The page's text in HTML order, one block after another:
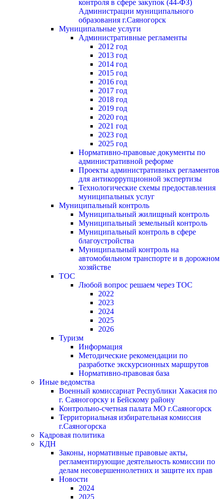
контроля в сфере закупок (44-ФЗ)
Администрации муниципального
образования г.Саяногорск
Муниципальные услуги
Административные регламенты
2012 год
2013 год
2014 год
2015 год
2016 год
2017 год
2018 год
2019 год
2020 год
2021 год
2023 год
2025 год
Нормативно-правовые документы по
административной реформе
Проекты административных регламентов
для антикоррупционной экспертизы
Технологические схемы предоставления
муниципальных услуг
Муниципальный контроль
Муниципальный жилищный контроль
Муниципальный земельный контроль
Муниципальный контроль в сфере
благоустройства
Муниципальный контроль на
автомобильном транспорте и в дорожном
хозяйстве
ТОС
Любой вопрос решаем через ТОС
2022
2023
2024
2025
2026
Туризм
Информация
Методические рекомендации по
разработке экскурсионных маршрутов
Нормативно-правовая база
Иные ведомства
Военный комиссариат Республики Хакасия по
г. Саяногорску и Бейскому району
Контрольно-счетная палата МО г.Саяногорск
Территориальная избирательная комиссия
г.Саяногорска
Кадровая политика
КДН
Законы, нормативные правовые акты,
регламентирующие деятельность комиссии по
делам несовершеннолетних и защите их прав
Новости
2024
2025